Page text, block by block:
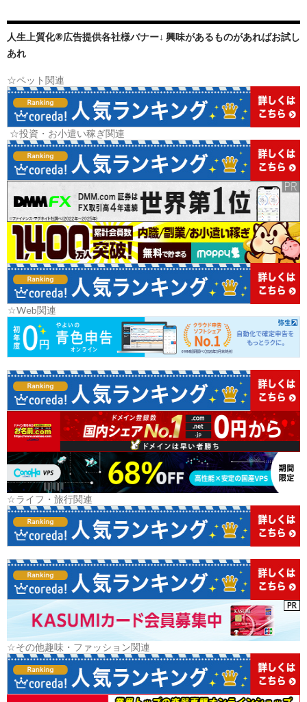
人生上質化®広告提供各社様バナー↓ 興味があるものがあればお試し
あれ
☆ペット関連
☆投資・お小遣い稼ぎ関連
☆Web関連
☆ライフ・旅行関連
☆その他趣味・ファッション関連